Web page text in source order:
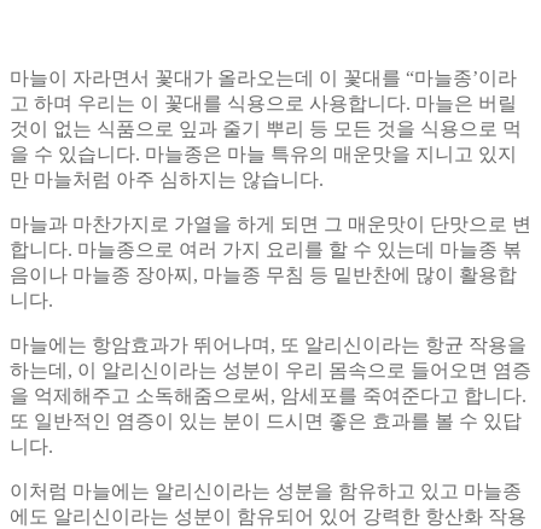
마늘이 자라면서 꽃대가 올라오는데 이 꽃대를 “마늘종’이라
고 하며 우리는 이 꽃대를 식용으로 사용합니다. 마늘은 버릴
것이 없는 식품으로 잎과 줄기 뿌리 등 모든 것을 식용으로 먹
을 수 있습니다. 마늘종은 마늘 특유의 매운맛을 지니고 있지
만 마늘처럼 아주 심하지는 않습니다.
마늘과 마찬가지로 가열을 하게 되면 그 매운맛이 단맛으로 변
합니다. 마늘종으로 여러 가지 요리를 할 수 있는데 마늘종 볶
음이나 마늘종 장아찌, 마늘종 무침 등 밑반찬에 많이 활용합
니다.
마늘에는 항암효과가 뛰어나며, 또 알리신이라는 항균 작용을
하는데, 이 알리신이라는 성분이 우리 몸속으로 들어오면 염증
을 억제해주고 소독해줌으로써, 암세포를 죽여준다고 합니다.
또 일반적인 염증이 있는 분이 드시면 좋은 효과를 볼 수 있답
니다.
이처럼 마늘에는 알리신이라는 성분을 함유하고 있고 마늘종
에도 알리신이라는 성분이 함유되어 있어 강력한 항산화 작용